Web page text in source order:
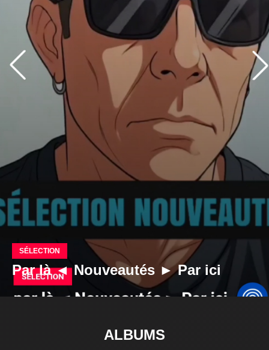
SÉLECTION
Par là ◄ Nouveautés ► Par ici
ALBUMS